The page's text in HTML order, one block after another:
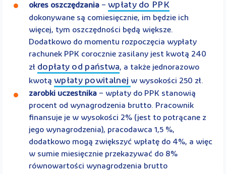
okres oszczędzania – wpłaty do PPK
dokonywane są comiesięcznie, im będzie ich
więcej, tym oszczędności będą większe.
Dodatkowo do momentu rozpoczęcia wypłaty
rachunek PPK corocznie zasilany jest kwotą 240
zł dopłaty od państwa, a także jednorazowo
kwotą wpłaty powitalnej w wysokości 250 zł.
zarobki uczestnika – wpłaty do PPK stanowią
procent od wynagrodzenia brutto. Pracownik
finansuje je w wysokości 2% (jest to potrącane z
jego wynagrodzenia), pracodawca 1,5 %,
dodatkowo mogą zwiększyć wpłatę do 4%, a więc
w sumie miesięcznie przekazywać do 8%
równowartości wynagrodzenia brutto